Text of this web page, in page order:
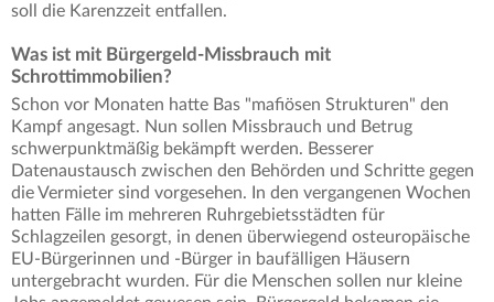
soll die Karenzzeit entfallen.
Was ist mit Bürgergeld-Missbrauch mit
Schrottimmobilien?
Schon vor Monaten hatte Bas "mafiösen Strukturen" den
Kampf angesagt. Nun sollen Missbrauch und Betrug
schwerpunktmäßig bekämpft werden. Besserer
Datenaustausch zwischen den Behörden und Schritte gegen
die Vermieter sind vorgesehen. In den vergangenen Wochen
hatten Fälle im mehreren Ruhrgebietsstädten für
Schlagzeilen gesorgt, in denen überwiegend osteuropäische
EU-Bürgerinnen und -Bürger in baufälligen Häusern
untergebracht wurden. Für die Menschen sollen nur kleine